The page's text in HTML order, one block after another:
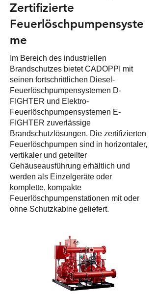
Zertifizierte
Feuerlöschpumpensyste
me
Im Bereich des industriellen
Brandschutzes bietet CADOPPI mit
seinen fortschrittlichen Diesel-
Feuerlöschpumpensystemen D-
FIGHTER und Elektro-
Feuerlöschpumpensystemen E-
FIGHTER zuverlässige
Brandschutzlösungen. Die zertifizierten
Feuerlöschpumpen sind in horizontaler,
vertikaler und geteilter
Gehäuseausführung erhältlich und
werden als Einzelgeräte oder
komplette, kompakte
Feuerlöschpumpenstationen mit oder
ohne Schutzkabine geliefert.